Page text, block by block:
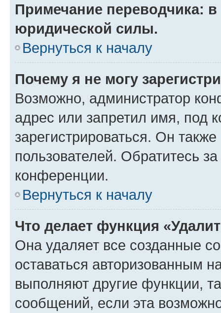
Примечание переводчика:
юридической силы.
Вернуться к началу
Почему я не могу
Возможно, администратор
адрес или запретил имя, под
зарегистрироваться. Он
пользователей. Обратитесь
конференции.
Вернуться к началу
Что делает функция
Она удаляет все созданные
оставаться авторизованным
выполняют другие функции,
сообщений, если эта